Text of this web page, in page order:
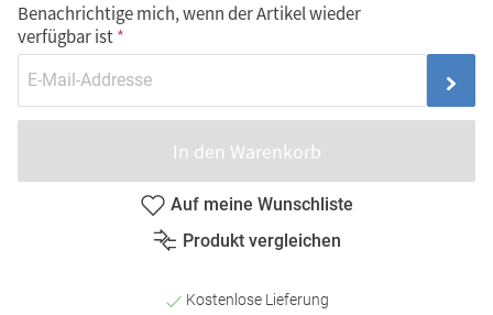
Benachrichtige mich, wenn der Artikel wieder
verfügbar ist
In den Warenkorb
Auf meine Wunschliste
Produkt vergleichen
Kostenlose Lieferung